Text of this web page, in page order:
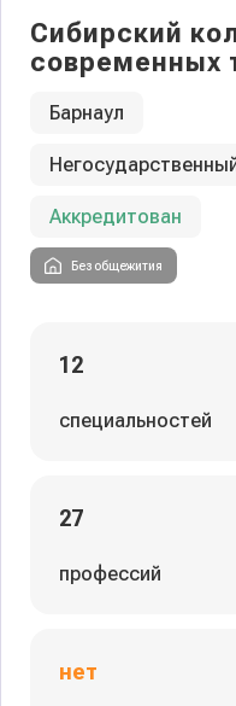
Сибирский
современных
Барнаул
Аккредитован
Без общежития
12
специальностей
27
профессий
нет